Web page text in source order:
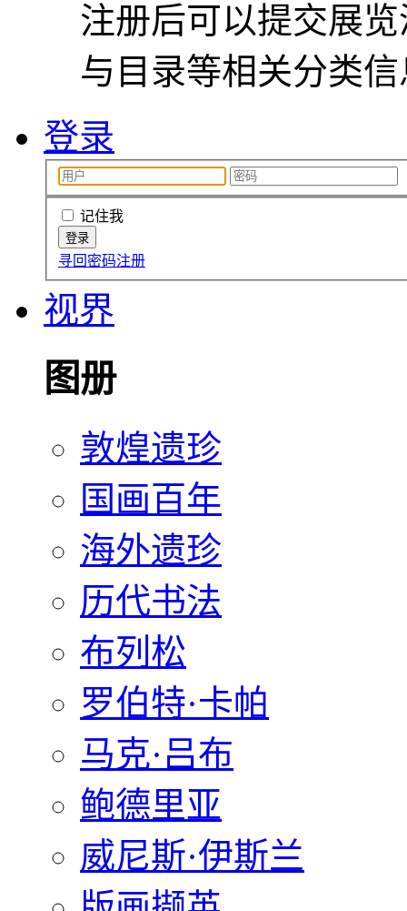
注册后可以提交展
与目录等相关分类
登录
记住我
寻回密码注册
视界
图册
敦煌遗珍
国画百年
海外遗珍
历代书法
布列松
罗伯特·卡帕
马克·吕布
鲍德里亚
威尼斯·伊斯兰